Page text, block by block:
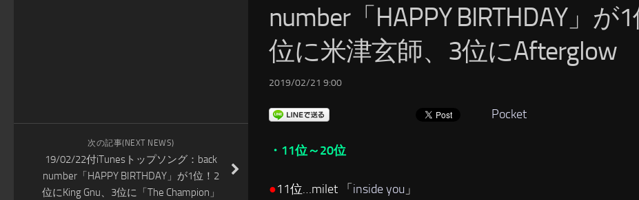
number「HAPPY BIRTHDAY」が
位に米津玄師、3位にAfterglow
2019/02/21 9:00
Pocket
・11位～20位
●11位…milet 「 inside you 」
次の記事(NEXT NEWS)
19/02/22付iTunesトップソング：back
number「HAPPY BIRTHDAY」が1位！2
位にKing Gnu、3位に「The Champion」